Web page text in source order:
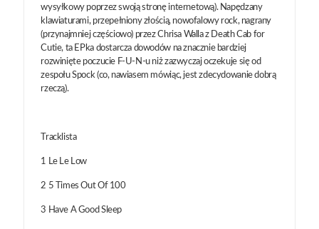
wysyłkowy poprzez swoją stronę internetową). Napędzany
klawiaturami, przepełniony złością, nowofalowy rock, nagrany
(przynajmniej częściowo) przez Chrisa Walla z Death Cab for
Cutie, ta EPka dostarcza dowodów na znacznie bardziej
rozwinięte poczucie F-U-N-u niż zazwyczaj oczekuje się od
zespołu Spock (co, nawiasem mówiąc, jest zdecydowanie dobrą
rzeczą).
Tracklista
1 Le Le Low
2 5 Times Out Of 100
3 Have A Good Sleep